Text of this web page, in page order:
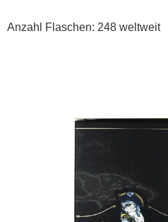
Anzahl Flaschen: 248 weltweit